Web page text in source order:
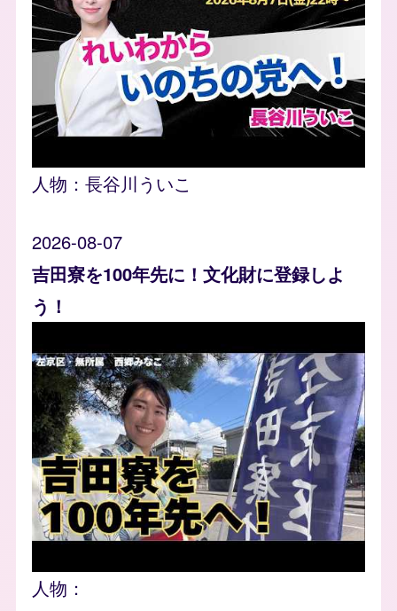
人物： 長谷川ういこ
2026-08-07
吉田寮を100年先に！文化財に登録しよ
う！
人物：